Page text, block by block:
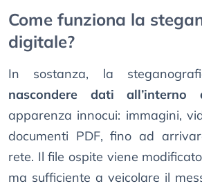
Come funziona la
digitale?
In sostanza, la
nascondere dati
apparenza innocui: immagini,
documenti PDF, fino ad
rete. Il file ospite viene
ma sufficiente a veicolare il